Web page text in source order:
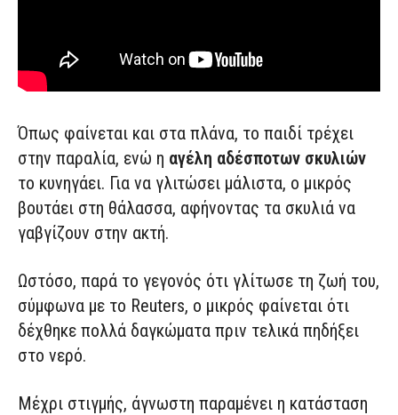
Όπως φαίνεται και στα πλάνα, το παιδί τρέχει
στην παραλία, ενώ η αγέλη αδέσποτων σκυλιών
το κυνηγάει. Για να γλιτώσει μάλιστα, ο μικρός
βουτάει στη θάλασσα, αφήνοντας τα σκυλιά να
γαβγίζουν στην ακτή.
Ωστόσο, παρά το γεγονός ότι γλίτωσε τη ζωή του,
σύμφωνα με το Reuters, ο μικρός φαίνεται ότι
δέχθηκε πολλά δαγκώματα πριν τελικά πηδήξει
στο νερό.
Μέχρι στιγμής, άγνωστη παραμένει η κατάσταση